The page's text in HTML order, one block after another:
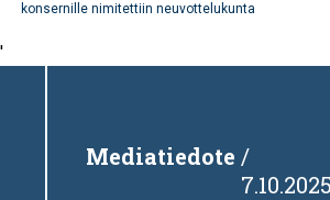
konsernille nimitettiin neuvottelukunta
'
Mediatiedote
7.10.2025